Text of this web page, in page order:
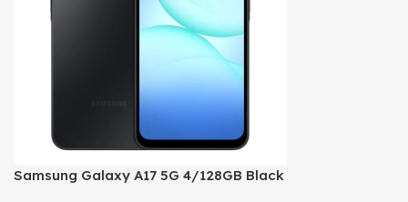
2024
Samsung Galaxy A17 5G 4/128GB Black